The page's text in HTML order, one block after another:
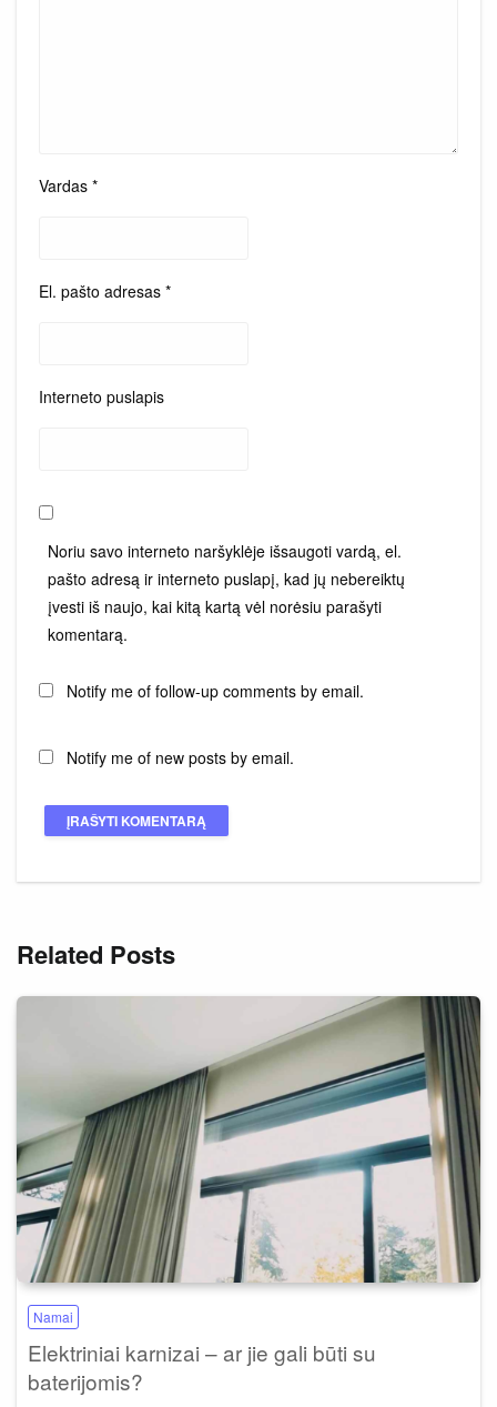
Vardas *
El. pašto adresas *
Interneto puslapis
Noriu savo interneto naršyklėje išsaugoti vardą, el.
pašto adresą ir interneto puslapį, kad jų nebereiktų
įvesti iš naujo, kai kitą kartą vėl norėsiu parašyti
komentarą.
Notify me of follow-up comments by email.
Notify me of new posts by email.
Related Posts
Namai
Elektriniai karnizai – ar jie gali būti su
baterijomis?